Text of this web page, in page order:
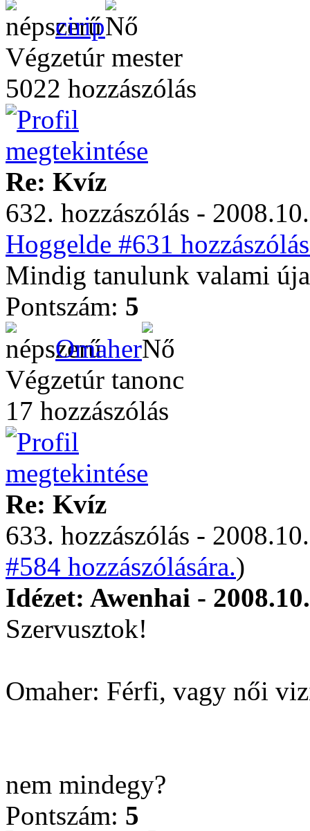
cirip
Végzetúr mester
5022 hozzászólás
Re: Kvíz
632. hozzászólás -
Hoggelde #631
Mindig tanulunk valami
Pontszám: 5
Omaher
Végzetúr tanonc
17 hozzászólás
Re: Kvíz
633. hozzászólás -
#584 hozzászólására.)
Idézet: Awenhai -
Szervusztok!
Omaher: Férfi, vagy női
nem mindegy?
Pontszám: 5